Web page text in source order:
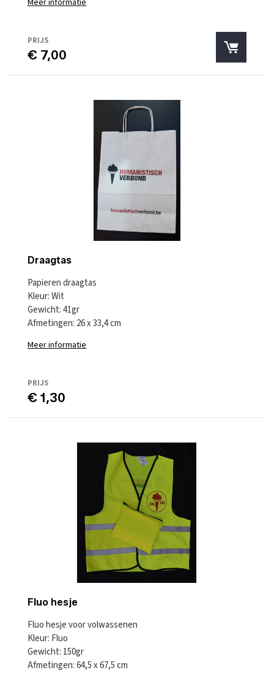
Meer informatie
PRIJS
€ 7,00
Draagtas
Papieren draagtas
Kleur: Wit
Gewicht: 41gr
Afmetingen: 26 x 33,4 cm
Meer informatie
PRIJS
€ 1,30
Fluo hesje
Fluo hesje voor volwassenen
Kleur: Fluo
Gewicht: 150gr
Afmetingen: 64,5 x 67,5 cm